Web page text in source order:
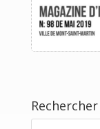
Rechercher